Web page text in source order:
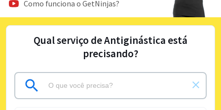
Como funciona o GetNinjas?
Qual serviço de Antiginástica está
precisando?